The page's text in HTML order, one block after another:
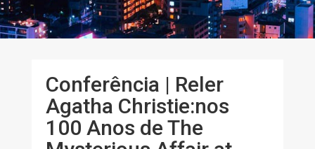
Conferência | Reler
Agatha Christie:nos
100 Anos de The